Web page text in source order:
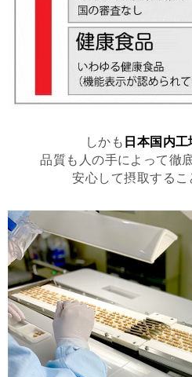
しかも 日本国内工
品質も人の手によって徹
安心して摂取するこ